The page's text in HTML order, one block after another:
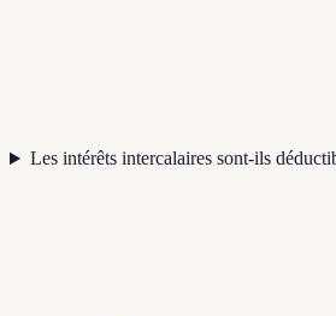
Les intérêts intercalaires sont-ils